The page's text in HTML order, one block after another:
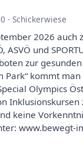
· Schickerwiese
2026
und
zur
Park“ kommt
Olympics
Inklusionskursen
keine
www.bewegt-